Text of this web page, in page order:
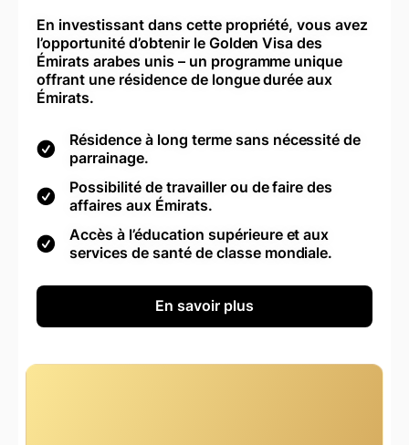
En investissant dans cette propriété, vous avez
l’opportunité d’obtenir le Golden Visa des
Émirats arabes unis – un programme unique
offrant une résidence de longue durée aux
Émirats.
Résidence à long terme sans nécessité de
parrainage.
Possibilité de travailler ou de faire des
affaires aux Émirats.
Accès à l’éducation supérieure et aux
services de santé de classe mondiale.
En savoir plus